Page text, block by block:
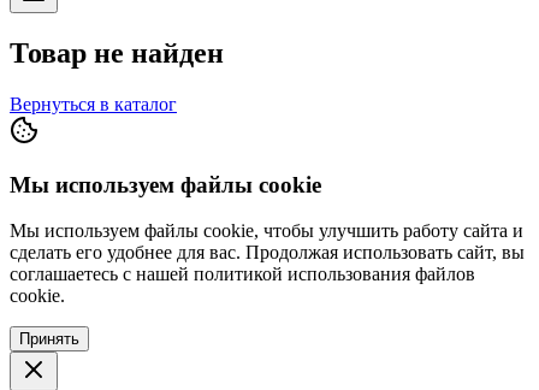
Товар не найден
Вернуться в каталог
Мы используем файлы cookie
Мы используем файлы cookie, чтобы улучшить работу сайта и
сделать его удобнее для вас. Продолжая использовать сайт, вы
соглашаетесь с нашей политикой использования файлов
cookie.
Принять